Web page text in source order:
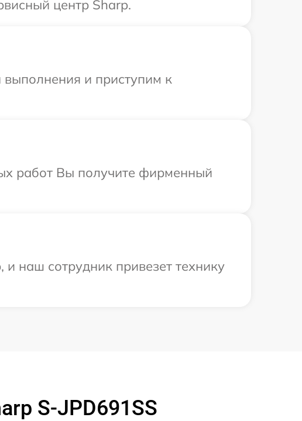
центр Sharp.
выполнения и приступим к
работ Вы получите фирменный
наш сотрудник привезет технику
S-JPD691SS